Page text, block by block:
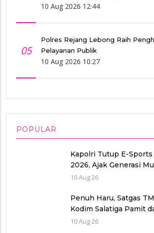
10 Aug 2026 12:44
05
Polres Rejang Lebong Raih
Pelayanan Publik
10 Aug 2026 10:27
POPULAR
Kapolri Tutup E-Sports
2026, Ajak Generasi
Kamtibmas dan Aktif
10 Aug 26
Penuh Haru, Satgas
Kodim Salatiga Pamit
Penerima RTLH di
10 Aug 26